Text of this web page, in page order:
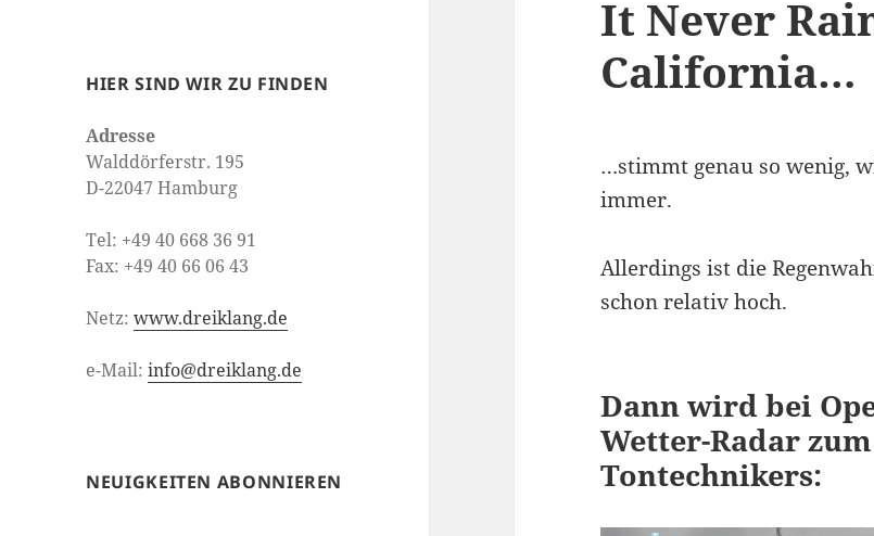
HIER SIND WIR ZU FINDEN
Adresse
Walddörferstr. 195
D-22047 Hamburg
Tel: +49 40 668 36 91
Fax: +49 40 66 06 43
Netz:www.dreiklang.de
e-Mail:info@dreiklang.de
NEUIGKEITEN ABONNIEREN
It Never
California…
…stimmt genau so wenig,
immer.
Allerdings ist die
schon relativ hoch.
Dann wird bei
Wetter-Radar
Tontechnikers: